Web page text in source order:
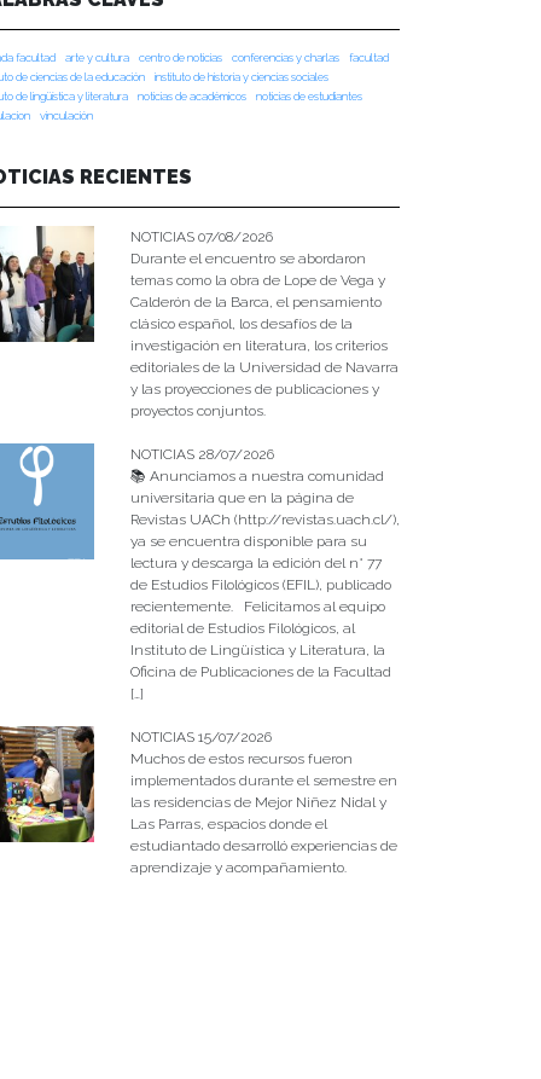
facultad arte y cultura centro de noticias conferencias y charlas
facultad
de ciencias de la educación
instituto de historia y ciencias sociales
de lingüística y literatura
noticias de académicos
noticias de estudiantes
vinculación
RECIENTES
NOTICIAS 07/08/2026
Durante el encuentro se abordaron
temas como la obra de Lope de Vega y
Calderón de la Barca, el pensamiento
clásico español, los desafíos de la
investigación en literatura, los criterios
editoriales de la Universidad de Navarra
y las proyecciones de publicaciones y
proyectos conjuntos.
NOTICIAS 28/07/2026
📚 Anunciamos a nuestra comunidad
universitaria que en la página de
Revistas UACh (http://revistas.uach.cl/),
ya se encuentra disponible para su
lectura y descarga la edición del n° 77
de Estudios Filológicos (EFIL), publicado
recientemente. Felicitamos al equipo
editorial de Estudios Filológicos, al
Instituto de Lingüística y Literatura, la
Oficina de Publicaciones de la Facultad
[…]
NOTICIAS 15/07/2026
Muchos de estos recursos fueron
implementados durante el semestre en
las residencias de Mejor Niñez Nidal y
Las Parras, espacios donde el
estudiantado desarrolló experiencias de
aprendizaje y acompañamiento.